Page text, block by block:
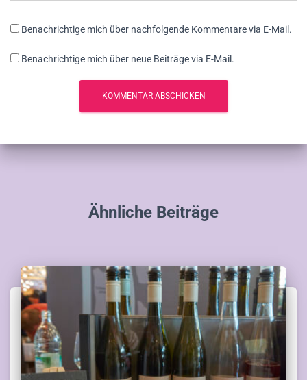
Benachrichtige mich über nachfolgende Kommentare via E-Mail.
Benachrichtige mich über neue Beiträge via E-Mail.
Ähnliche Beiträge